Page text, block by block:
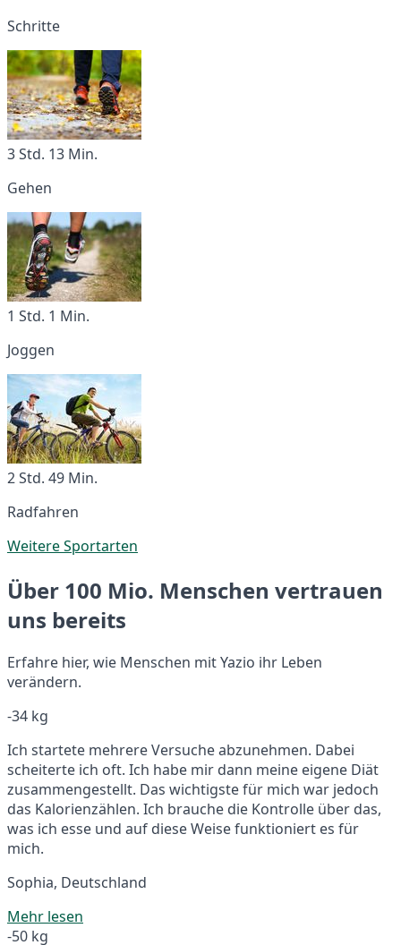
Schritte
3 Std. 13 Min.
Gehen
1 Std. 1 Min.
Joggen
2 Std. 49 Min.
Radfahren
Weitere Sportarten
Über 100 Mio. Menschen vertrauen
uns bereits
Erfahre hier, wie Menschen mit Yazio ihr Leben
verändern.
-34 kg
Ich startete mehrere Versuche abzunehmen. Dabei
scheiterte ich oft. Ich habe mir dann meine eigene Diät
zusammengestellt. Das wichtigste für mich war jedoch
das Kalorienzählen. Ich brauche die Kontrolle über das,
was ich esse und auf diese Weise funktioniert es für
mich.
Sophia, Deutschland
Mehr lesen
-50 kg